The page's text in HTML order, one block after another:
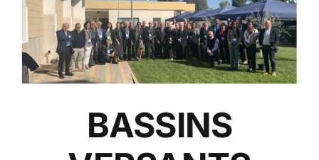
BASSINS